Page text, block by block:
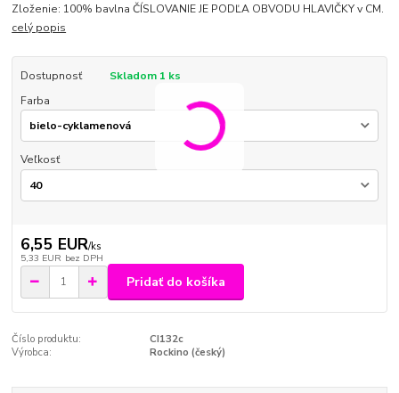
Zloženie: 100% bavlna ČÍSLOVANIE JE PODĽA OBVODU HLAVIČKY v CM.
celý popis
Dostupnosť
Skladom 1 ks
Farba
Veľkosť
6,55 EUR/ks
5,33 EUR bez DPH
Pridať do košíka
Číslo produktu:
CI132c
Výrobca:
Rockino (český)